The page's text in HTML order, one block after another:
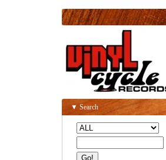
▼ Search